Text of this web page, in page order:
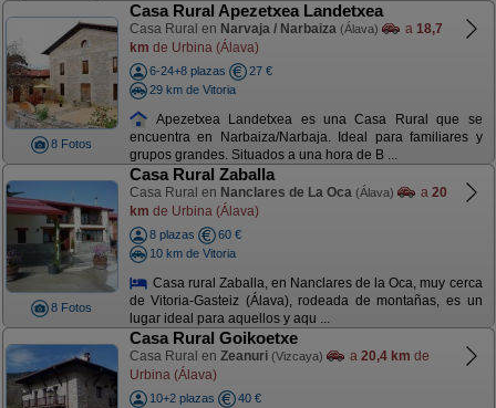
8 Fotos
Casa Rural Apezetxea Landetxea
Casa Rural en Narvaja / Narbaiza (Álava) a 18,7
km de Urbina (Álava)
6-24+8 plazas
27 €
29 km de Vitoria
Apezetxea Landetxea es una Casa Rural que se
encuentra en Narbaiza/Narbaja. Ideal para familiares y
grupos grandes. Situados a una hora de B ...
8 Fotos
Casa Rural Zaballa
Casa Rural en Nanclares de La Oca (Álava) a 20
km de Urbina (Álava)
8 plazas
60 €
10 km de Vitoria
Casa rural Zaballa, en Nanclares de la Oca, muy cerca
de Vitoria-Gasteiz (Álava), rodeada de montañas, es un
lugar ideal para aquellos y aqu ...
Casa Rural Goikoetxe
Casa Rural en Zeanuri (Vizcaya) a 20,4 km de
Urbina (Álava)
10+2 plazas
40 €